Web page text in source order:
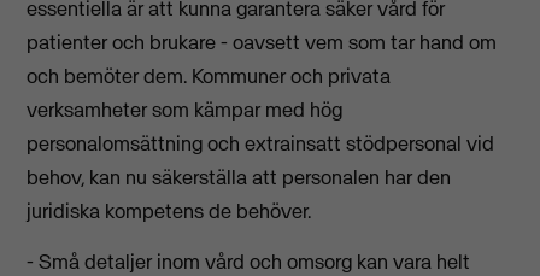
essentiella är att kunna garantera säker vård för
patienter och brukare - oavsett vem som tar hand om
och bemöter dem. Kommuner och privata
verksamheter som kämpar med hög
personalomsättning och extrainsatt stödpersonal vid
behov, kan nu säkerställa att personalen har den
juridiska kompetens de behöver.
- Små detaljer inom vård och omsorg kan vara helt